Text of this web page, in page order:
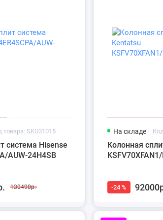
товара: SKU31015
система Hisense
AUW-24H4SB
130490р.
На складе
Колонная
-24 %